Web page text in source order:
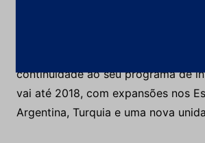
continuidade ao seu programa de
vai até 2018, com expansões nos
Argentina, Turquia e uma nova